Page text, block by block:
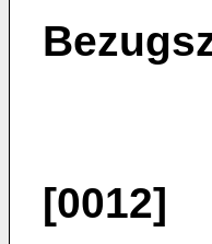
[0012]